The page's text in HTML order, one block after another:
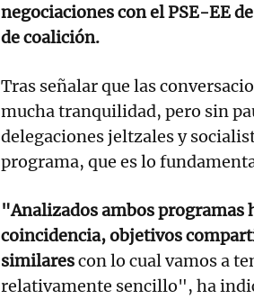
negociaciones con el PSE-EE
de coalición.
Tras señalar que las
mucha tranquilidad, pero sin
delegaciones jeltzales y
programa, que es lo
"Analizados ambos programas
coincidencia, objetivos
similarescon lo cual vamos a
relativamente sencillo", ha